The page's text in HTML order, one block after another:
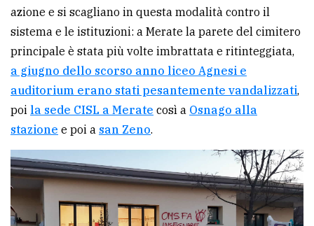
azione e si scagliano in questa modalità contro il
sistema e le istituzioni: a Merate la parete del cimitero
principale è stata più volte imbrattata e ritinteggiata,
a giugno dello scorso anno liceo Agnesi e
auditorium erano stati pesantemente vandalizzati,
poi la sede CISL a Merate così a Osnago alla
stazione e poi a san Zeno.